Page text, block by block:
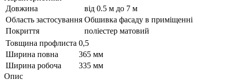
Довжина
від 0.5 м до 7 м
Область застосування Обшивка фасаду в приміщенні
Покриття
поліестер матовий
Товщина профлиста 0,5
Ширина повна
365 мм
Ширина робоча
335 мм
Опис